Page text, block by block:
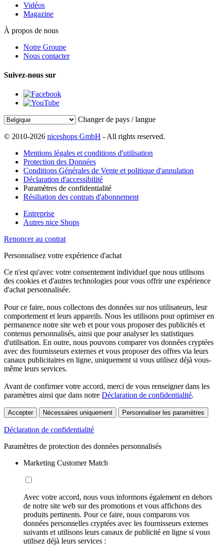
Vidéos
Magazine
À propos de nous
Notre Groupe
Nous contacter
Suivez-nous sur
Changer de pays / langue
© 2010-2026 niceshops GmbH - All rights reserved.
Mentions légales et conditions d'utilisation
Protection des Données
Conditions Générales de Vente et politique d'annulation
Déclaration d'accessibilité
Paramètres de confidentialité
Résiliation des contrats d'abonnement
Entreprise
Autres nice Shops
Renoncer au contrat
Personnalisez votre expérience d'achat
Ce n'est qu'avec votre consentement individuel que nous utilisons
des cookies et d'autres technologies pour vous offrir une expérience
d'achat personnalisée.
Pour ce faire, nous collectons des données sur nos utilisateurs, leur
comportement et leurs appareils. Nous les utilisons pour optimiser en
permanence notre site web et pour vous proposer des publicités et
contenus personnalisés, ainsi que pour analyser les statistiques
d'utilisation. En outre, nous pouvons comparer vos données cryptées
avec des fournisseurs externes et vous proposer des offres via leurs
canaux publicitaires en ligne, uniquement si vous utilisez déjà vous-
même leurs services.
Avant de confirmer votre accord, merci de vous renseigner dans les
paramètres ainsi que dans notre Déclaration de confidentialité.
Accepter Nécessaires uniquement Personnaliser les paramètres
Déclaration de confidentialité
Paramètres de protection des données personnalisés
Marketing Customer Match
Avec votre accord, nous vous informons également en dehors
de notre site web sur des promotions et vous affichons des
produits pertinents. Pour ce faire, nous comparons vos
données personnelles cryptées avec les fournisseurs externes
suivants et utilisons leurs canaux de publicité en ligne si vous
utilisez déjà leurs services :